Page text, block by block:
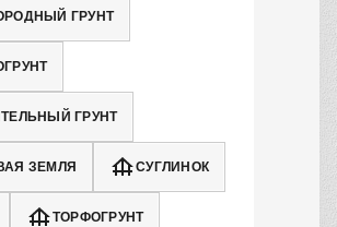
ГРУНТ
ГРУНТ
ЗЕМЛЯ СУГЛИНОК
ТОРФОГРУНТ